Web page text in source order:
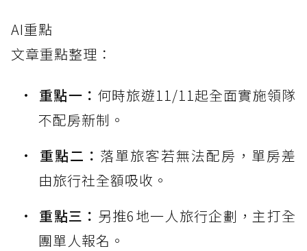
AI重點
文章重點整理：
重點一： 何時旅遊11/11起全面實施領隊
不配房新制。
重點二： 落單旅客若無法配房，單房差
由旅行社全額吸收。
重點三： 另推6地一人旅行企劃，主打全
團單人報名。